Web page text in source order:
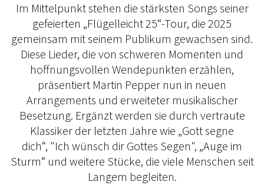
Im Mittelpunkt stehen die stärksten Songs seiner
gefeierten „Flügelleicht 25“-Tour, die 2025
gemeinsam mit seinem Publikum gewachsen sind.
Diese Lieder, die von schweren Momenten und
hoffnungsvollen Wendepunkten erzählen,
präsentiert Martin Pepper nun in neuen
Arrangements und erweiteter musikalischer
Besetzung. Ergänzt werden sie durch vertraute
Klassiker der letzten Jahre wie „Gott segne
dich“, "Ich wünsch dir Gottes Segen", „Auge im
Sturm“ und weitere Stücke, die viele Menschen seit
Langem begleiten.